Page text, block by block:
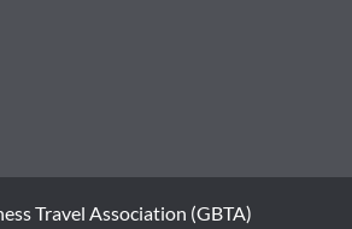
Travel Association (GBTA)